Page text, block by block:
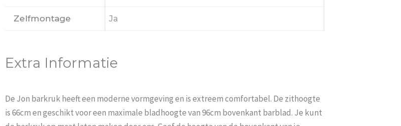
Zelfmontage Ja
Extra Informatie
De Jon barkruk heeft een moderne vormgeving en is extreem comfortabel. De zithoogte
is 66cm en geschikt voor een maximale bladhoogte van 96cm bovenkant barblad. Je kunt